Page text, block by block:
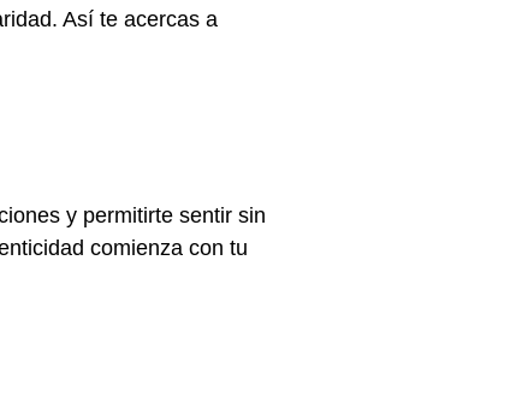
Así te acercas a
y permitirte sentir sin
comienza con tu